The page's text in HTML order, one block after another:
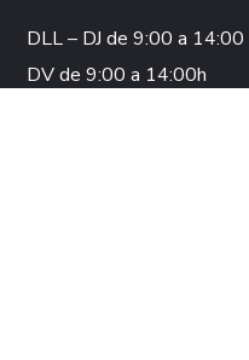
DLL – DJde 9:00 a
DVde 9:00 a 14:00h